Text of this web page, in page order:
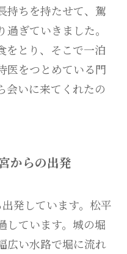
持ちを持たせて、駕
ぎていきました。
をとり、そこで一泊
医をつとめている門
会いに来てくれたの
からの出発
発しています。松平
しています。城の堀
広い水路で堀に流れ